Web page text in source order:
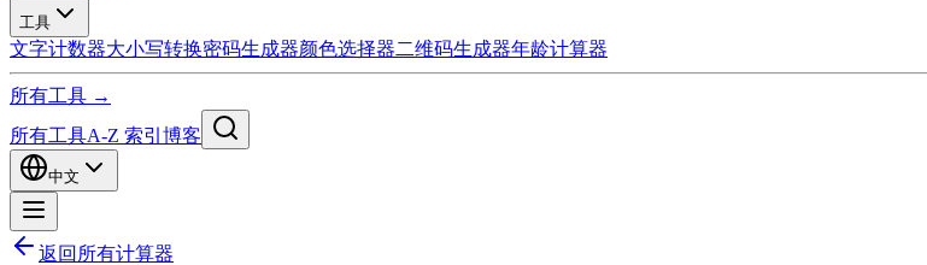
工具
文字计数器大小写转换密码生成器颜色选择器二维码生成器年龄计算器
所有工具 →
所有工具A-Z 索引 博客
中文
返回所有计算器